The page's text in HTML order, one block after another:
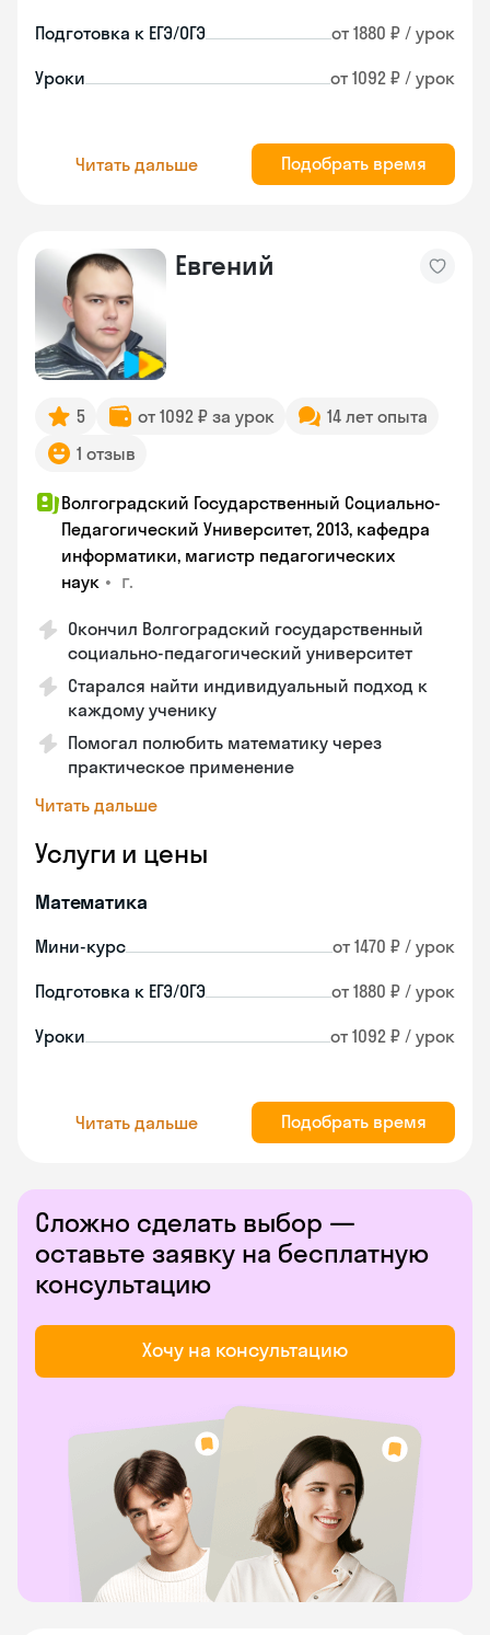
Подготовка к ЕГЭ/ОГЭ от 1880 ₽ / урок
Уроки от 1092 ₽ / урок
Читать дальше Подобрать время
Евгений
5 от 1092 ₽ за урок
14 лет опыта
1 отзыв
Волгоградский Государственный Социально-
Педагогический Университет, 2013, кафедра
информатики, магистр педагогических
наук • г.
Окончил Волгоградский государственный
социально-педагогический университет
Старался найти индивидуальный подход к
каждому ученику
Помогал полюбить математику через
практическое применение
Читать дальше
Услуги и цены
Математика
Мини-курс от 1470 ₽ / урок
Подготовка к ЕГЭ/ОГЭ от 1880 ₽ / урок
Уроки от 1092 ₽ / урок
Читать дальше Подобрать время
Сложно сделать выбор —
оставьте заявку на бесплатную
консультацию
Хочу на консультацию